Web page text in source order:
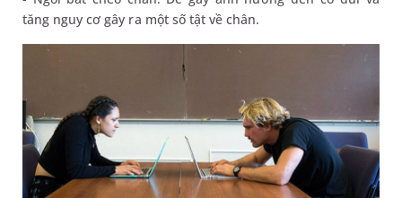
tăng nguy cơ gây ra một số tật về chân.